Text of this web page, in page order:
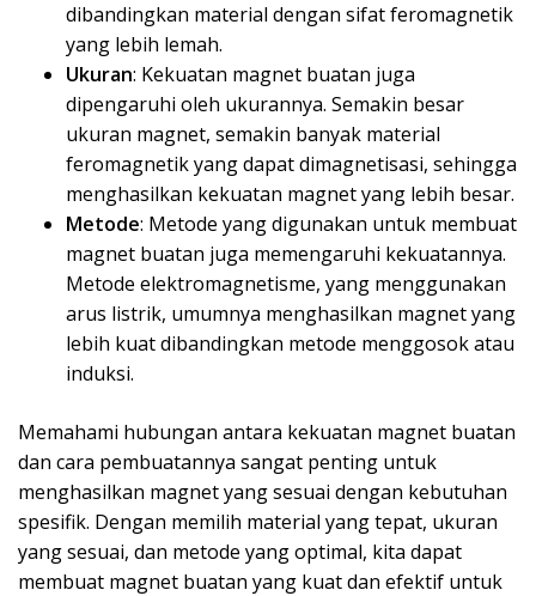
dibandingkan material dengan sifat feromagnetik
yang lebih lemah.
Ukuran: Kekuatan magnet buatan juga
dipengaruhi oleh ukurannya. Semakin besar
ukuran magnet, semakin banyak material
feromagnetik yang dapat dimagnetisasi, sehingga
menghasilkan kekuatan magnet yang lebih besar.
Metode: Metode yang digunakan untuk membuat
magnet buatan juga memengaruhi kekuatannya.
Metode elektromagnetisme, yang menggunakan
arus listrik, umumnya menghasilkan magnet yang
lebih kuat dibandingkan metode menggosok atau
induksi.
Memahami hubungan antara kekuatan magnet buatan
dan cara pembuatannya sangat penting untuk
menghasilkan magnet yang sesuai dengan kebutuhan
spesifik. Dengan memilih material yang tepat, ukuran
yang sesuai, dan metode yang optimal, kita dapat
membuat magnet buatan yang kuat dan efektif untuk